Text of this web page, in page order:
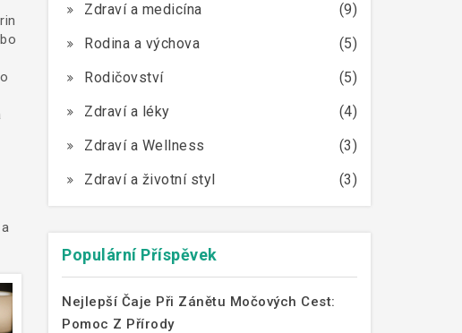
Zdraví a medicína
(9)
Rodina a výchova
(5)
Rodičovství
(5)
Zdraví a léky
(4)
Zdraví a Wellness
(3)
Zdraví a životní styl
(3)
Populární Příspěvek
Nejlepší Čaje Při Zánětu Močových Cest:
Pomoc Z Přírody